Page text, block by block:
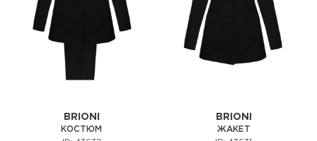
BRIONI
КОСТЮМ
BRIONI
ЖАКЕТ